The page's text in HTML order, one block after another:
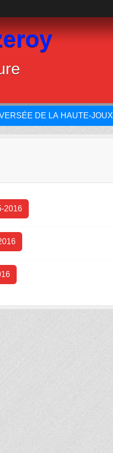
DE LA HAUTE-JOUX
2016